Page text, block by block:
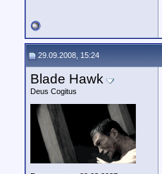
29.09.2008, 15:24
Blade Hawk
Deus Cogitus